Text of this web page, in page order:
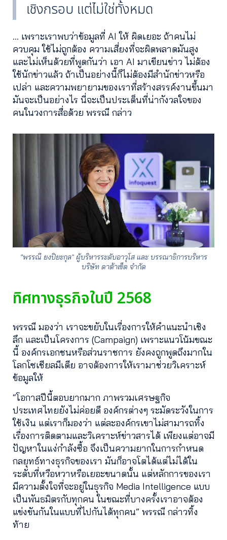
เชิงกรอบ แต่ไม่ใช่ทั้งหมด
… เพราะเราพบว่าข้อมูลที่ AI ให้ ผิดเยอะ ถ้าคนไม่
ควบคุม ใช้ไม่ถูกต้อง ความเสี่ยงที่จะผิดพลาดมันสูง
และไม่เห็นด้วยที่พูดกันว่า เอา AI มาเขียนข่าว ไม่ต้อง
ใช้นักข่าวแล้ว ถ้าเป็นอย่างนี้ก็ไม่ต้องมีสำนักข่าวหรือ
เปล่า และความพยายามของเราที่สร้างสรรค์งานขึ้นมา
มันจะเป็นอย่างไร นี่จะเป็นประเด็นที่น่ากังวลใจของ
คนในวงการสื่อด้วย พรรณี กล่าว
"พรรณี ยงปิยะกุล" ผู้บริหารระดับอาวุโส และ บรรณาธิการบริหาร
บริษัท ดาต้าเซ็ต จำกัด
ทิศทางธุรกิจในปี 2568
พรรณี มองว่า เราจะขยับในเรื่องการให้คำแนะนำเชิง
ลึก และเป็นโครงการ (Campaign) เพราะแนวโน้มขณะ
นี้ องค์กรเอกชนหรือส่วนราชการ ยังคงถูกพูดถึงมากใน
โลกโซเชียลมีเดีย อาจต้องการให้เรามาช่วยวิเคราะห์
ข้อมูลให้
“โอกาสปีนี้ตอบยากมาก ภาพรวมเศรษฐกิจ
ประเทศไทยยังไม่ค่อยดี องค์กรต่างๆ ระมัดระวังในการ
ใช้เงิน แต่เราก็มองว่า แต่ละองค์กรเขาไม่สามารถทิ้ง
เรื่องการติดตามและวิเคราะห์ข่าวสารได้ เพียงแต่อาจมี
ปัญหาในแง่กำลังซื้อ จึงเป็นความยากในการกำหนด
กลยุทธ์ทางธุรกิจของเรา มันก็อาจโตได้แต่ไม่ได้ใน
ระดับที่หวือหวาหรือเยอะขนาดนั้น แต่หลักการของเรา
มีความตั้งใจที่จะอยู่ในธุรกิจ Media Intelligence แบบ
เป็นพันธมิตรกับทุกคน ในขณะที่บางครั้งเราอาจต้อง
แข่งขันกันในแบบที่ไปกันได้ทุกคน” พรรณี กล่าวทิ้ง
ท้าย